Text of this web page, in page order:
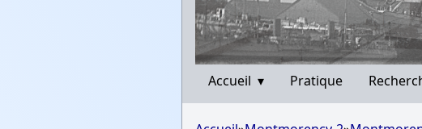
Accueil ▾ Pratique